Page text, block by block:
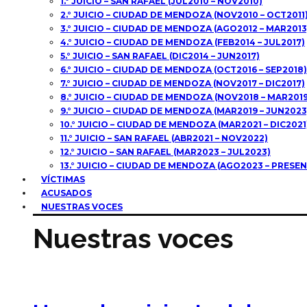
2.° JUICIO – CIUDAD DE MENDOZA (NOV2010 – OCT2011)
3.° JUICIO – CIUDAD DE MENDOZA (AGO2012 –
4.° JUICIO – CIUDAD DE MENDOZA (FEB2014 – JUL2017)
5.° JUICIO – SAN RAFAEL (DIC2014 – JUN2017)
6.° JUICIO – CIUDAD DE MENDOZA (OCT2016 – SEP2018)
7.° JUICIO – CIUDAD DE MENDOZA (NOV2017 – DIC2017)
8.° JUICIO – CIUDAD DE MENDOZA (NOV2018 –
9.° JUICIO – CIUDAD DE MENDOZA (MAR2019 –
10.° JUICIO – CIUDAD DE MENDOZA (MAR2021 –
11.° JUICIO – SAN RAFAEL (ABR2021 – NOV2022)
12.° JUICIO – SAN RAFAEL (MAR2023 – JUL2023)
13.° JUICIO – CIUDAD DE MENDOZA (AGO2023 –
VÍCTIMAS
ACUSADOS
NUESTRAS VOCES
Nuestras voces